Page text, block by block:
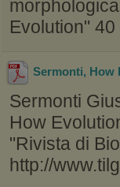
Evolution"
Sermonti, How
Sermonti
How
"Rivista di
http://